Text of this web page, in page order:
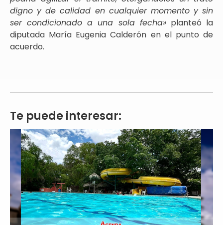
digno y de calidad en cualquier momento y sin
ser condicionado a una sola fecha»planteó la
diputada María Eugenia Calderón en el punto de
acuerdo.
Te puede interesar: